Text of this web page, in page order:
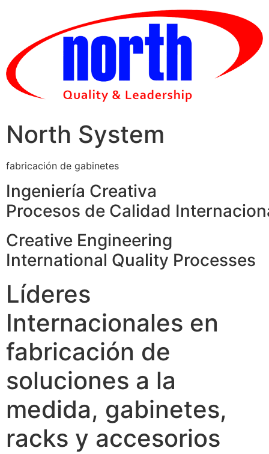
North System
fabricación de gabinetes
Ingeniería Creativa
Procesos de Calidad
Creative Engineering
International Quality Processes
Líderes
Internacionales en
fabricación de
soluciones a la
medida, gabinetes,
racks y accesorios